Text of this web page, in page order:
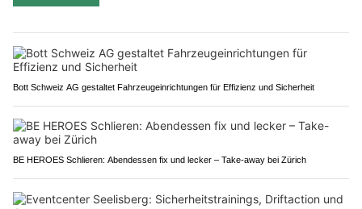
Bott Schweiz AG gestaltet Fahrzeugeinrichtungen für Effizienz und Sicherheit
BE HEROES Schlieren: Abendessen fix und lecker – Take-away bei Zürich